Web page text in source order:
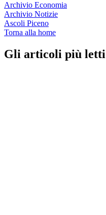
Archivio Economia
Archivio Notizie
Ascoli Piceno
Torna alla home
Gli articoli più letti